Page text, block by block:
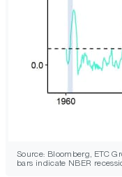
Source: Bloomberg, ETC
bars indicate NBER